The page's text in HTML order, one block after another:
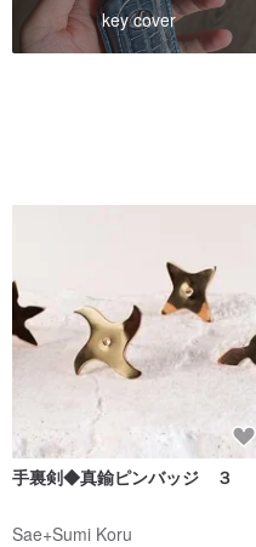
key cover
手裏剣◆真鍮ピンバッジ ３
Sae+Sumi Koru